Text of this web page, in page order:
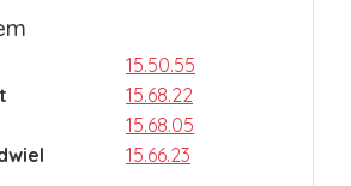
15.50.55
15.68.22
15.68.05
15.66.23